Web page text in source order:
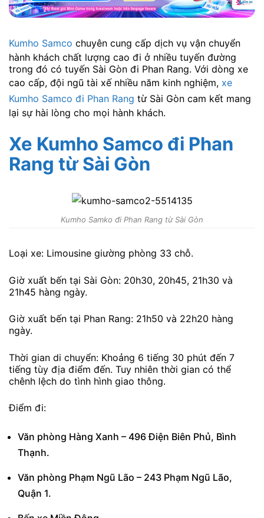
Kumho Samco chuyên cung cấp dịch vụ vận chuyển
hành khách chất lượng cao đi ở nhiều tuyến đường
trong đó có tuyến Sài Gòn đi Phan Rang. Với dòng xe
cao cấp, đội ngũ tài xế nhiều năm kinh nghiệm, xe
Kumho Samco đi Phan Rang từ Sài Gòn cam kết mang
lại sự hài lòng cho mọi hành khách.
Xe Kumho Samco đi Phan
Rang từ Sài Gòn
Kumho Samko đi Phan Rang từ Sài Gòn
Loại xe: Limousine giường phòng 33 chỗ.
Giờ xuất bến tại Sài Gòn: 20h30, 20h45, 21h30 và
21h45 hàng ngày.
Giờ xuất bến tại Phan Rang: 21h50 và 22h20 hàng
ngày.
Thời gian di chuyển: Khoảng 6 tiếng 30 phút đến 7
tiếng tùy địa điểm đến. Tuy nhiên thời gian có thể
chênh lệch do tình hình giao thông.
Điểm đi:
Văn phòng Hàng Xanh – 496 Điện Biên Phủ, Bình
Thạnh.
Văn phòng Phạm Ngũ Lão – 243 Phạm Ngũ Lão,
Quận 1.